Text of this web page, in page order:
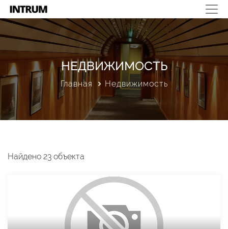
НЕДВИЖИМОСТЬ
Главная Недвижимость
Найдено 23 объекта